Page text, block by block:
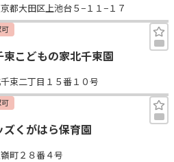
都大田区上池台５−１１−１７
束こどもの家北千束園
束二丁目１５番１０号
くがはら保育園
町２８番４号